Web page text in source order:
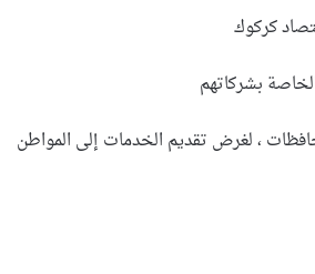
كركوك
بشركاتهم
الحكومية وفتحت مطعم ؟